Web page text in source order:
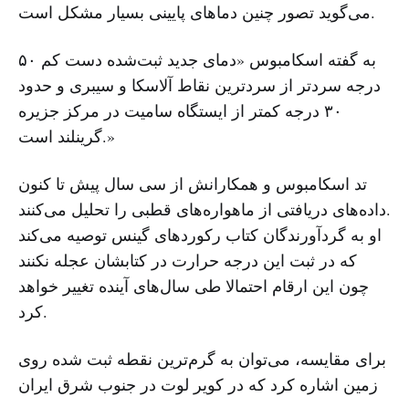
می‌گوید تصور چنین دماهای پایینی بسیار مشکل است.
به گفته اسکامبوس «دمای جدید ثبت‌شده دست کم ۵۰
درجه سردتر از سردترین نقاط آلاسکا و سیبری و حدود
۳۰ درجه کمتر از ایستگاه سامیت در مرکز جزیره
گرینلند است.»
تد اسکامبوس و همکارانش از سی سال پیش تا کنون
داده‌های دریافتی از ماهواره‌های قطبی را تحلیل می‌کنند.
او به گردآورندگان کتاب رکوردهای گینس توصیه می‌کند
که در ثبت این درجه حرارت در کتابشان عجله نکنند
چون این ارقام احتمالا طی سال‌های آینده تغییر خواهد
کرد.
برای مقایسه، می‌توان به گرم‌ترین نقطه ثبت شده روی
زمین اشاره کرد که در کویر لوت در جنوب شرق ایران